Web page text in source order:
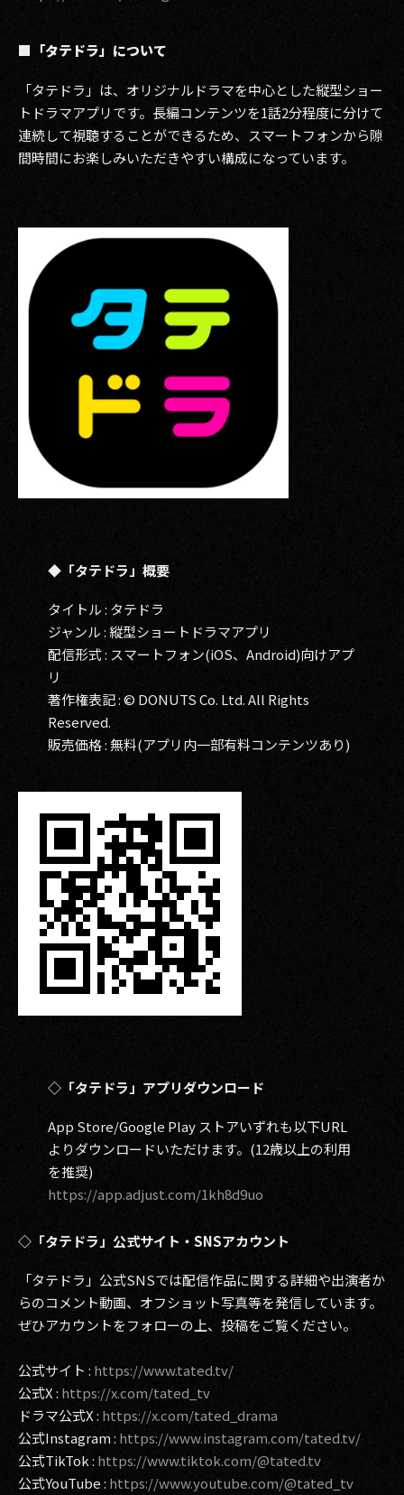
■「タテドラ」について
「タテドラ」は、オリジナルドラマを中心とした縦型ショー
トドラマアプリです。長編コンテンツを1話2分程度に分けて
連続して視聴することができるため、スマートフォンから隙
間時間にお楽しみいただきやすい構成になっています。
◆「タテドラ」概要
タイトル : タテドラ
ジャンル : 縦型ショートドラマアプリ
配信形式 : スマートフォン(iOS、Android)向けアプ
リ
著作権表記 : © DONUTS Co. Ltd. All Rights
Reserved.
販売価格 : 無料(アプリ内一部有料コンテンツあり)
◇「タテドラ」アプリダウンロード
App Store/Google Play ストアいずれも以下URL
よりダウンロードいただけます。(12歳以上の利用
を推奨)
https://app.adjust.com/1kh8d9uo
◇「タテドラ」公式サイト・SNSアカウント
「タテドラ」公式SNSでは配信作品に関する詳細や出演者か
らのコメント動画、オフショット写真等を発信しています。
ぜひアカウントをフォローの上、投稿をご覧ください。
公式サイト : https://www.tated.tv/
公式X : https://x.com/tated_tv
ドラマ公式X : https://x.com/tated_drama
公式Instagram : https://www.instagram.com/tated.tv/
公式TikTok : https://www.tiktok.com/@tated.tv
公式YouTube : https://www.youtube.com/@tated_tv